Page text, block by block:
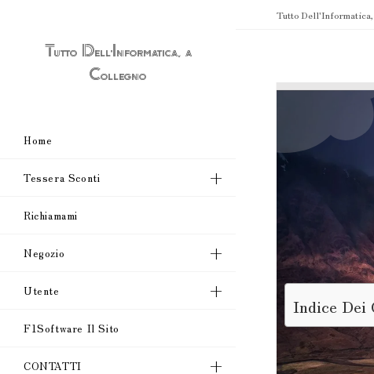
Tutto
Tutto Dell'Informatica, a
Collegno
Home
Tessera Sconti
Richiamami
Negozio
Utente
F1Software Il Sito
CONTATTI
Indice Dei